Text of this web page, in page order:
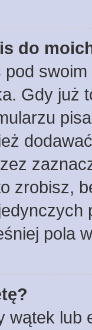
do
Gdy już
zrobisz,
pola
wątek lub